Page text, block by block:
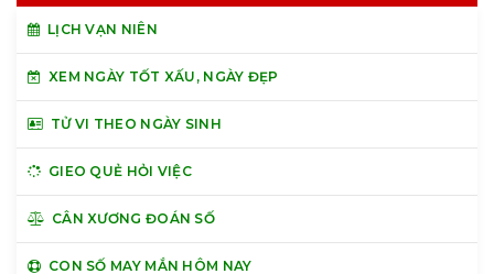
LỊCH VẠN NIÊN
XEM NGÀY TỐT XẤU, NGÀY ĐẸP
TỬ VI THEO NGÀY SINH
GIEO QUẺ HỎI VIỆC
CÂN XƯƠNG ĐOÁN SỐ
CON SỐ MAY MẮN HÔM NAY